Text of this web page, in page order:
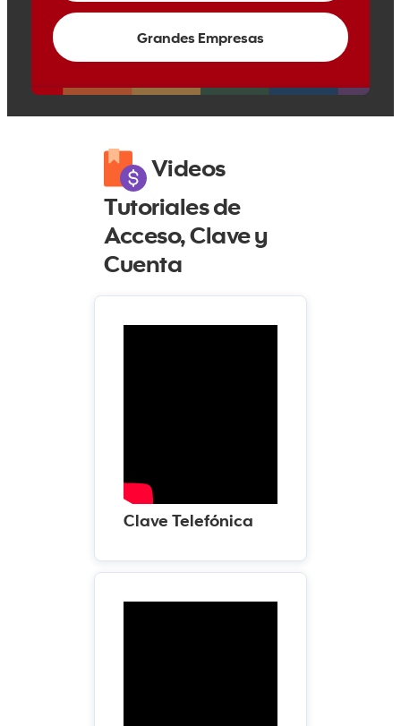
Grandes Empresas
Videos
Tutoriales de
Acceso, Clave y
Cuenta
Clave Telefónica